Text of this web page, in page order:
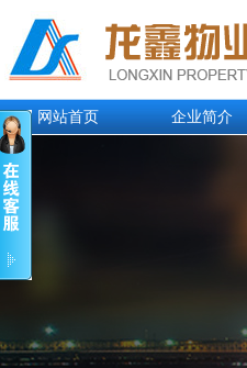
网站首页 企业简介